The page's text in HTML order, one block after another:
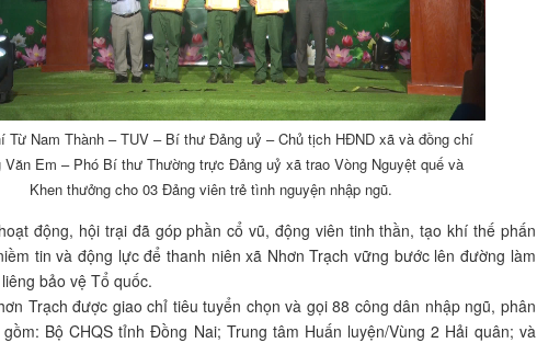
Từ Nam Thành – TUV – Bí thư Đảng uỷ – Chủ tịch HĐND xã và đồng chí
Văn Em – Phó Bí thư Thường trực Đảng uỷ xã trao Vòng Nguyệt quế và
Khen thưởng cho 03 Đảng viên trẻ tình nguyện nhập ngũ.
động, hội trại đã góp phần cổ vũ, động viên tinh thần, tạo khí thế phấn
tin và động lực để thanh niên xã Nhơn Trạch vững bước lên đường làm
bảo vệ Tổ quốc.
Trạch được giao chỉ tiêu tuyển chọn và gọi 88 công dân nhập ngũ, phân
Bộ CHQS tỉnh Đồng Nai; Trung tâm Huấn luyện/Vùng 2 Hải quân; và